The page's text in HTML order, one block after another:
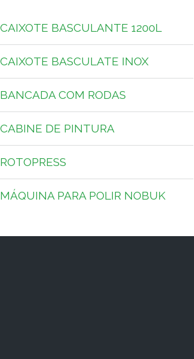
CAIXOTE BASCULANTE 1200L
CAIXOTE BASCULATE INOX
BANCADA COM RODAS
CABINE DE PINTURA
ROTOPRESS
MÁQUINA PARA POLIR NOBUK